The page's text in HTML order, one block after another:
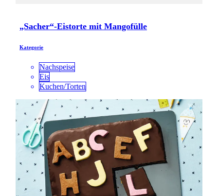
„Sacher“-Eistorte mit Mangofülle
Kategorie
Nachspeise
Eis
Kuchen/Torten